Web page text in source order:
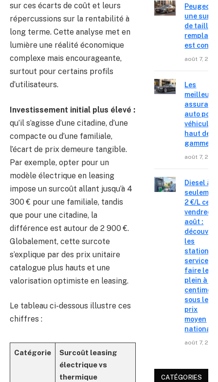
sur ces écarts de coût et leurs
répercussions sur la rentabilité à
long terme. Cette analyse met en
lumière une réalité économique
complexe mais encourageante,
surtout pour certains profils
d’utilisateurs.
Investissement initial plus élevé :
qu’il s’agisse d’une citadine, d’une
compacte ou d’une familiale,
l’écart de prix demeure tangible.
Par exemple, opter pour un
modèle électrique en leasing
impose un surcoût allant jusqu’à 4
300 € pour une familiale, tandis
que pour une citadine, la
différence est autour de 2 900 €.
Globalement, cette surcote
s’explique par des prix unitaire
catalogue plus hauts et une
valorisation optimiste en leasing.
Le tableau ci-dessous illustre ces
chiffres :
Catégorie
Surcoût leasing
électrique vs
thermique
Peugeot
une
de taille,
est
août 7,
Les
auto pour
véhicules
haut de
gamme
août 7,
Diesel à
2 €/L ce
vendredi
août :
les
stations-
service où
faire le
plein à 19
centimes
sous le
prix
moyen
national
août 7,
CATÉGORIES